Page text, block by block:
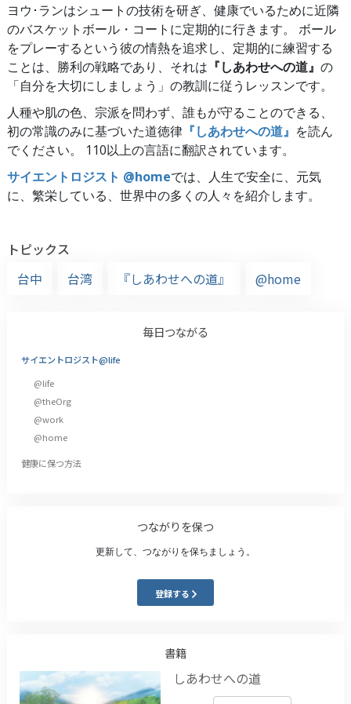
ヨウ･ランはシュートの技術を研ぎ、健康でいるために近隣
のバスケットボール・コートに定期的に行きます。 ボール
をプレーするという彼の情熱を追求し、定期的に練習する
ことは、勝利の戦略であり、それは 『しあわせへの道』 の
「自分を大切にしましょう」の教訓に従うレッスンです。
人種や肌の色、宗派を問わず、誰もが守ることのできる、
初の常識のみに基づいた道徳律 『しあわせへの道』 を読ん
でください。 110以上の言語に翻訳されています。
サイエントロジスト @homeでは、人生で安全に、元気
に、繁栄している、世界中の多くの人々を紹介します。
トピックス
台中
台湾 『しあわせへの道』 @home
毎日つながる
サイエントロジスト@life
@life
@theOrg
@work
@home
健康に保つ方法
つながりを保つ
更新して、つながりを保ちましょう。
登録する
書籍
しあわせへの道